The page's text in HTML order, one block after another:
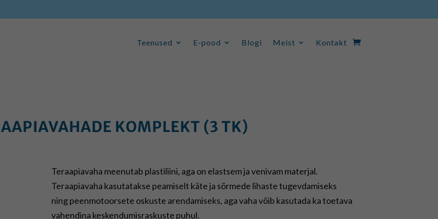
Teenused E-pood Blogi Meist Kontakt
Teenused E-pood Blogi Meist Kontakt
KOMPLEKT (3 TK)
Teraapiavaha meenutab plastiliini, aga on elastsem ja venivam materjal.
Teraapiavaha kasutatakse peamiselt käte ja sõrmede lihaste tugevdamiseks
ning peenmotoorsete oskuste arendamiseks, aga vaha võib kasutada ka toetava
vahendina keskendumisraskuste puhul.